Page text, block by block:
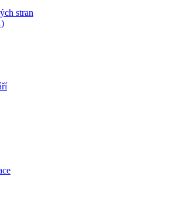
stran